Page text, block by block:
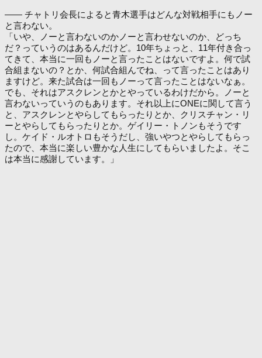
―― チャトリ会長によると青木選手はどんな対戦相手にもノー
と言わない。
「いや、ノーと言わないのかノーと言わせないのか、どっち
だ？っていうのはあるんだけど。10年ちょっと、11年付き合っ
てきて、本当に一回もノーと言ったことはないですよ。何で試
合組まないの？とか、何試合組んでね、って言ったことはあり
ますけど。来た試合は一回もノーって言ったことはないなぁ。
でも、それはアスクレンとかとやっているわけだから。ノーと
言わないっていうのもあります。それ以上にONEに関して言う
と、アスクレンとやらしてもらったりとか、クリスチャン・リ
ーとやらしてもらったりとか。ゲイリー・トノンもそうです
し。ケイド・ルオトロもそうだし、強いやつとやらしてもらっ
たので、本当に楽しい豊かな人生にしてもらいましたよ。そこ
は本当に感謝しています。」